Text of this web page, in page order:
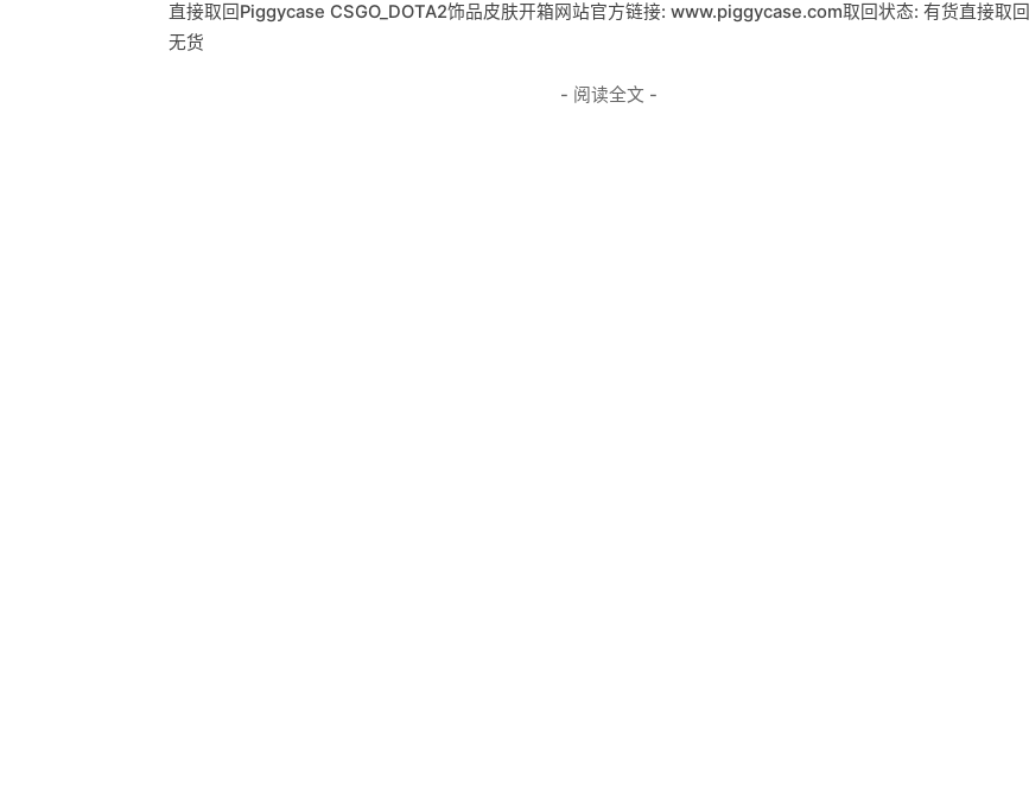
直接取回Piggycase CSGO_DOTA2饰品皮肤开箱网站官方链接: www.piggycase.com取回状态: 有货直接取回
无货
- 阅读全文 -